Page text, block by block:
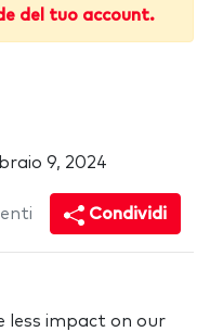
del tuo account.
9, 2024
Condividi
less impact on our